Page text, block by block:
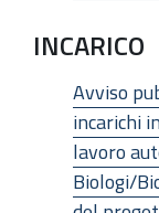
INCARICO
Avviso
incarichi
lavoro
Biologi/